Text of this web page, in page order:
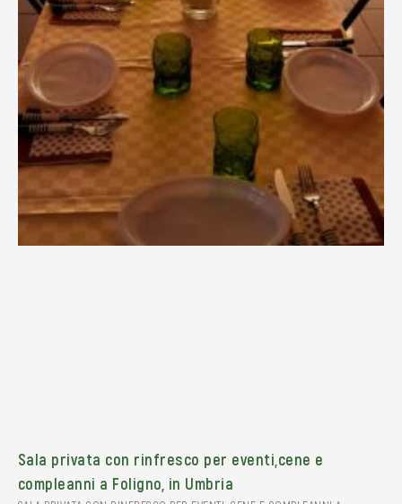
Sala privata con rinfresco per eventi,cene e
compleanni a Foligno, in Umbria